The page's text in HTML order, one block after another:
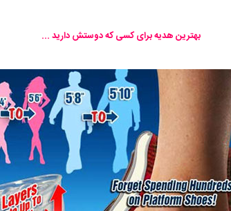
بهترین هدیه برای کسی که دوستش دارید ...